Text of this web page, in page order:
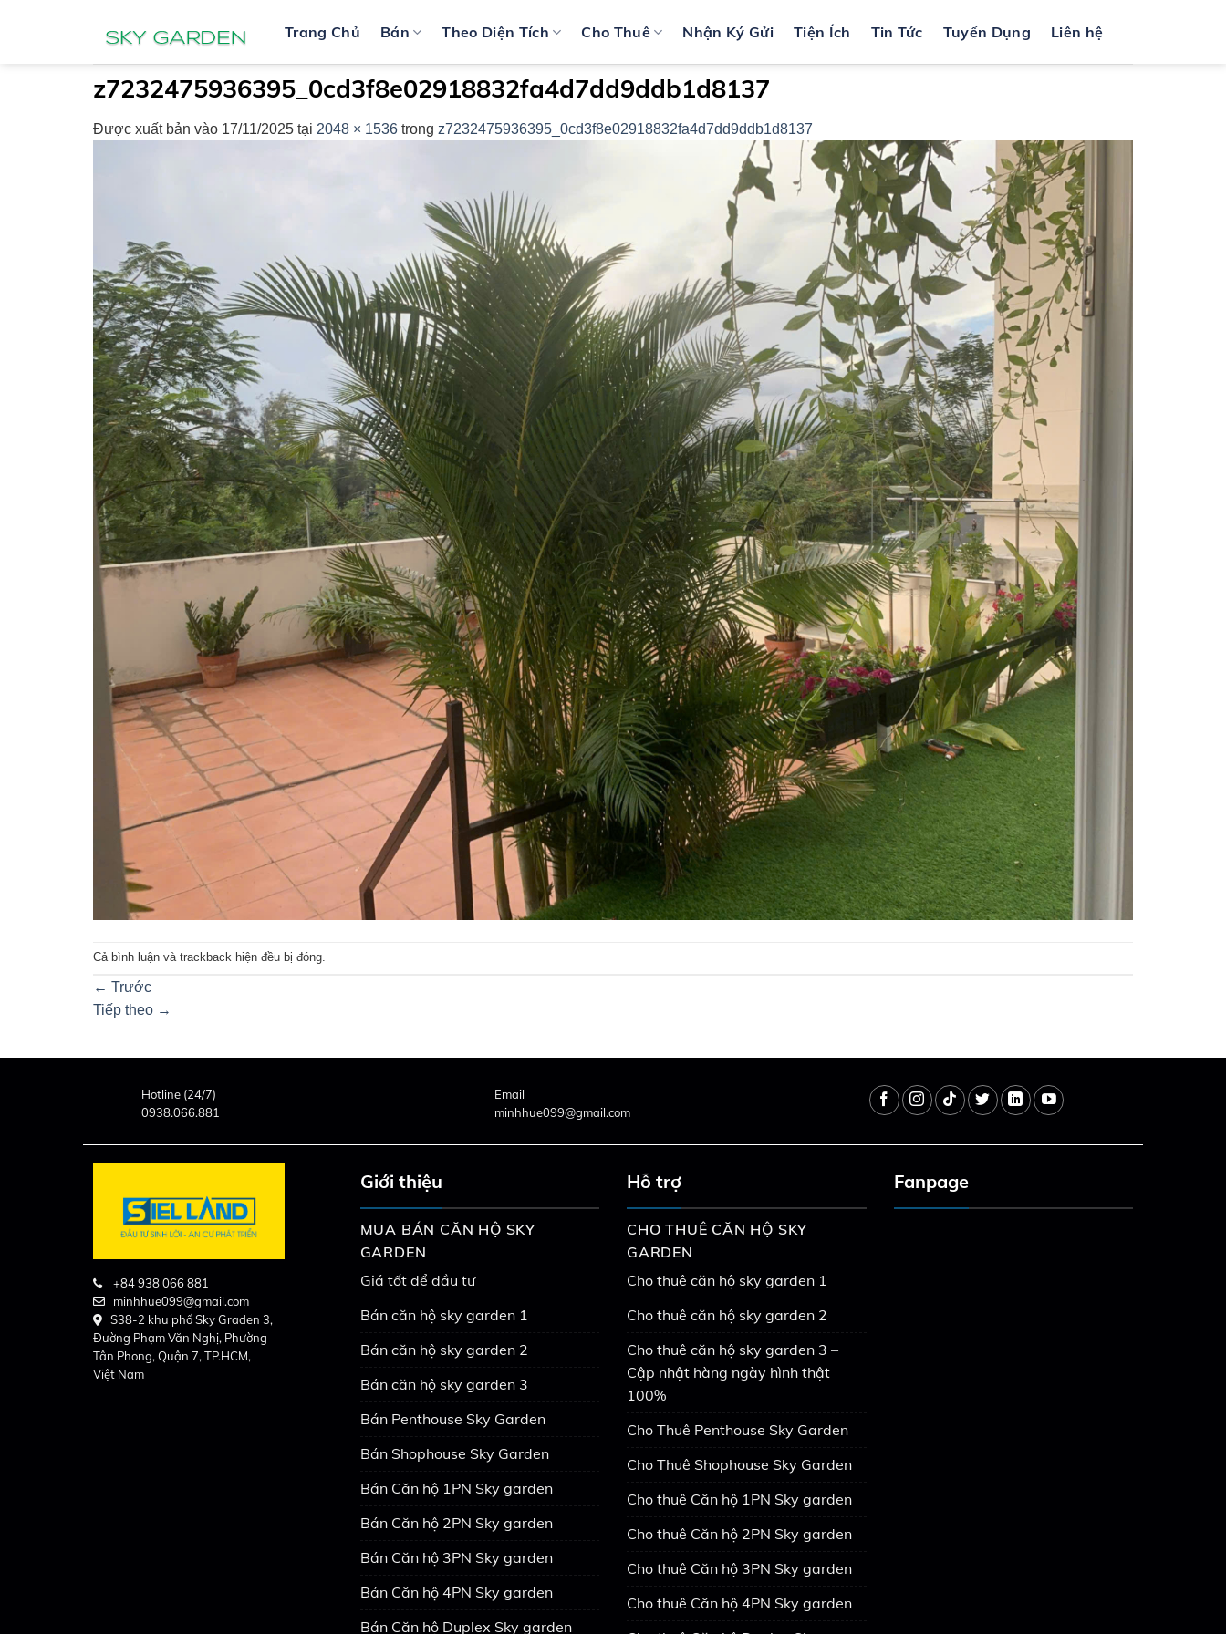
Trang Chủ Bán Theo Diện Tích Cho Thuê Nhận Ký Gửi Tiện Ích Tin Tức Tuyển Dụng Liên hệ
z7232475936395_0cd3f8e02918832fa4d7dd9ddb1d8137
Được xuất bản vào 17/11/2025 tại 2048 × 1536 trong z7232475936395_0cd3f8e02918832fa4d7dd9ddb1d8137
Cả bình luận và trackback hiện đều bị đóng.
← Trước
Tiếp theo →
Hotline (24/7)
0938.066.881
Email
minhhue099@gmail.com
+84 938 066 881
minhhue099@gmail.com
S38-2 khu phố Sky Graden 3,
Đường Phạm Văn Nghị, Phường
Tân Phong, Quận 7, TP.HCM,
Việt Nam
Giới thiệu
MUA BÁN CĂN HỘ SKY
GARDEN
Giá tốt để đầu tư
Bán căn hộ sky garden 1
Bán căn hộ sky garden 2
Bán căn hộ sky garden 3
Bán Penthouse Sky Garden
Bán Shophouse Sky Garden
Bán Căn hộ 1PN Sky garden
Bán Căn hộ 2PN Sky garden
Bán Căn hộ 3PN Sky garden
Bán Căn hộ 4PN Sky garden
Bán Căn hộ Duplex Sky garden
Hỗ trợ
CHO THUÊ CĂN HỘ SKY
GARDEN
Cho thuê căn hộ sky garden 1
Cho thuê căn hộ sky garden 2
Cho thuê căn hộ sky garden 3 –
Cập nhật hàng ngày hình thật
100%
Cho Thuê Penthouse Sky Garden
Cho Thuê Shophouse Sky Garden
Cho thuê Căn hộ 1PN Sky garden
Cho thuê Căn hộ 2PN Sky garden
Cho thuê Căn hộ 3PN Sky garden
Cho thuê Căn hộ 4PN Sky garden
Fanpage